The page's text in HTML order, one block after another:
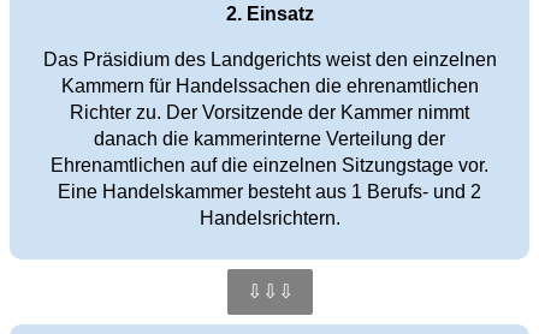
2. Einsatz
Das Präsidium des Landgerichts weist den einzelnen
Kammern für Handelssachen die ehrenamtlichen
Richter zu. Der Vorsitzende der Kammer nimmt
danach die kammerinterne Verteilung der
Ehrenamtlichen auf die einzelnen Sitzungstage vor.
Eine Handelskammer besteht aus 1 Berufs- und 2
Handelsrichtern.
⇩⇩⇩